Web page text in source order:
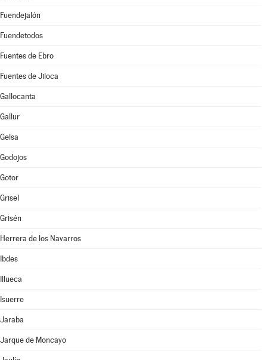
Fuendejalón
Fuendetodos
Fuentes de Ebro
Fuentes de Jiloca
Gallocanta
Gallur
Gelsa
Godojos
Gotor
Grisel
Grisén
Herrera de los Navarros
Ibdes
Illueca
Isuerre
Jaraba
Jarque de Moncayo